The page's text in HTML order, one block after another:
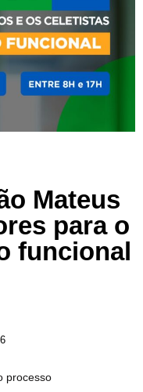
Mateus
para o
funcional
processo